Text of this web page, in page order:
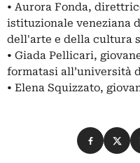
• Aurora Fonda,
istituzionale veneziana
dell'arte e della cultura
• Giada Pellicari,
formatasi all’università
• Elena Squizzato,
Condividi